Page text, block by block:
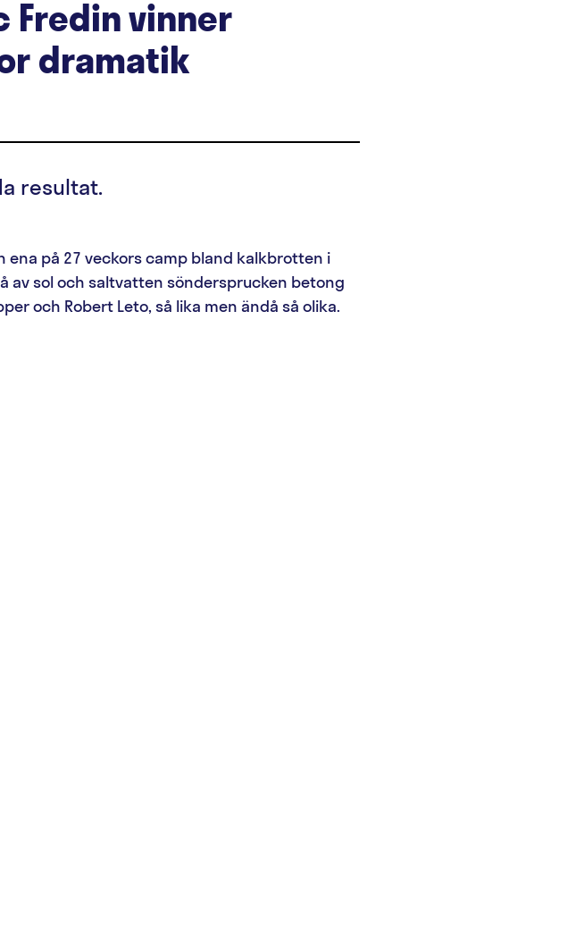
Fredin vinner
dramatik
resultat.
på 27 veckors camp bland kalkbrotten i
av sol och saltvatten söndersprucken betong
och Robert Leto, så lika men ändå så olika.